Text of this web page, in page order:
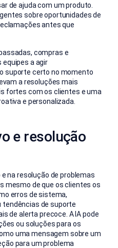
de ajuda com um produto.
sobre oportunidades de
antes que
compras e
equipes a agir
suporte certo no momento
a resoluções mais
fortes com os clientes e uma
e personalizada.
e resolução
na resolução de problemas
mesmo de que os clientes os
erros de sistema,
de suporte
de alerta precoce. A IA pode
ou soluções para os
uma mensagem sobre um
para um problema